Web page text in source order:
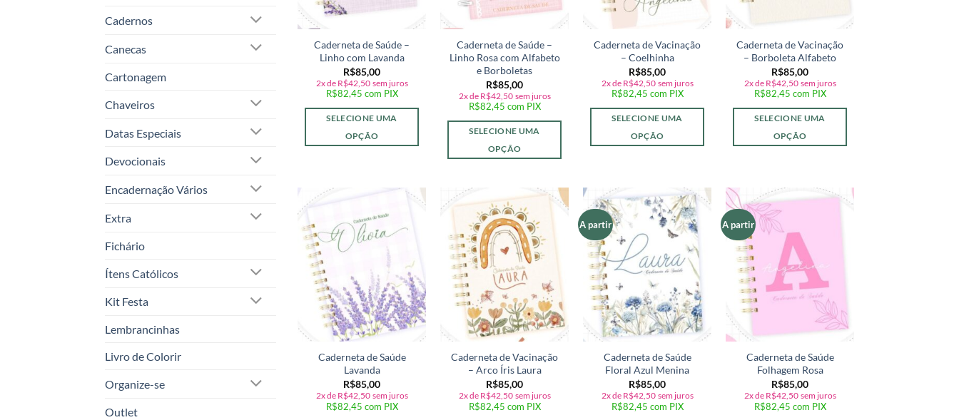
Cadernos
Canecas
Cartonagem
Chaveiros
Datas Especiais
Devocionais
Encadernação Vários
Extra
Fichário
Ítens Católicos
Kit Festa
Lembrancinhas
Livro de Colorir
Organize-se
Outlet
Caderneta de Saúde –
Linho com Lavanda
R$85,00
2x de R$42,50 sem juros
R$82,45 com PIX
SELECIONE UMA
OPÇÃO
Caderneta de Saúde –
Linho Rosa com Alfabeto
e Borboletas
R$85,00
2x de R$42,50 sem juros
R$82,45 com PIX
SELECIONE UMA
OPÇÃO
Caderneta de Vacinação
– Coelhinha
R$85,00
2x de R$42,50 sem juros
R$82,45 com PIX
SELECIONE UMA
OPÇÃO
Caderneta de Vacinação
– Borboleta Alfabeto
R$85,00
2x de R$42,50 sem juros
R$82,45 com PIX
SELECIONE UMA
OPÇÃO
Adicionar
a lista de
Caderneta de Saúde
Lavanda
R$85,00
2x de R$42,50 sem juros
R$82,45 com PIX
Adicionar
a lista de
desejos
Caderneta de Vacinação
– Arco Íris Laura
R$85,00
2x de R$42,50 sem juros
R$82,45 com PIX
A partir
Adicionar
a lista de
desejos
Caderneta de Saúde
Floral Azul Menina
R$85,00
2x de R$42,50 sem juros
R$82,45 com PIX
A partir
Caderneta de Saúde
Folhagem Rosa
R$85,00
2x de R$42,50 sem juros
R$82,45 com PIX